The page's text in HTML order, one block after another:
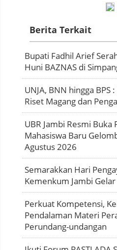
Berita Terkait
Bupati Fadhil Arief
Huni BAZNAS di
UNJA, BNN hingga BPS
Riset Magang dan
UBR Jambi Resmi Buka
Mahasiswa Baru
Agustus 2026
Semarakkan Hari
Kemenkum Jambi
Perkuat Kompetensi,
Pendalaman Materi
Perundang-undangan